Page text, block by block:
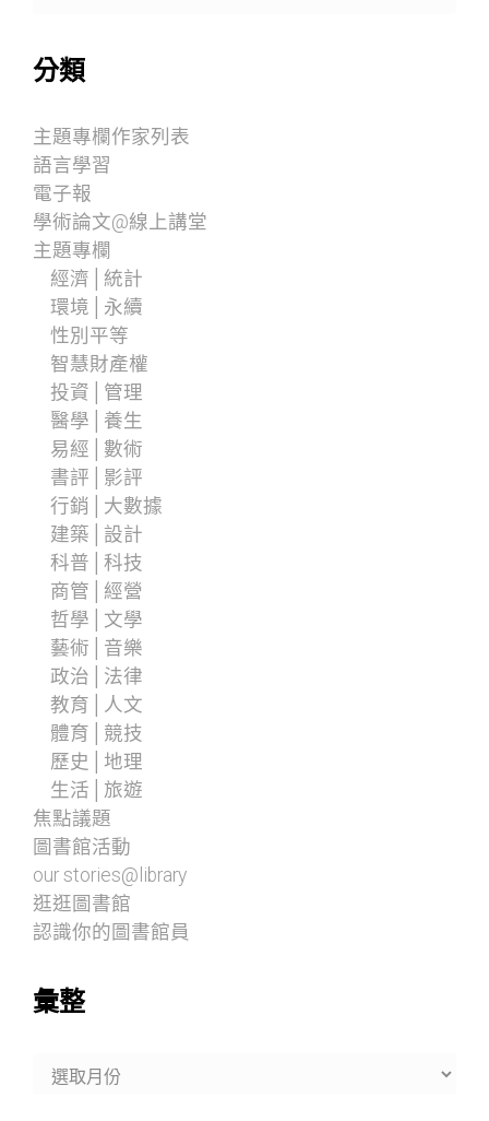
分類
主題專欄作家列表
語言學習
電子報
學術論文@線上講堂
主題專欄
經濟│統計
環境│永續
性別平等
智慧財產權
投資│管理
醫學│養生
易經│數術
書評│影評
行銷│大數據
建築│設計
科普│科技
商管│經營
哲學│文學
藝術│音樂
政治│法律
教育│人文
體育│競技
歷史│地理
生活│旅遊
焦點議題
圖書館活動
our stories@library
逛逛圖書館
認識你的圖書館員
彙整